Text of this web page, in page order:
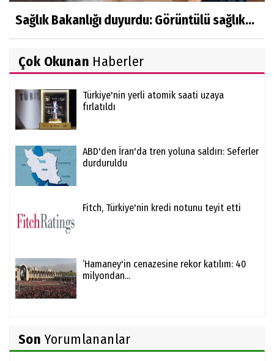
Sağlık Bakanlığı duyurdu: Görüntülü sağlık...
Çok Okunan Haberler
Türkiye'nin yerli atomik saati uzaya
fırlatıldı
ABD'den İran'da tren yoluna saldırı: Seferler
durduruldu
Fitch, Türkiye'nin kredi notunu teyit etti
‘Hamaney'in cenazesine rekor katılım: 40
milyondan...
Son Yorumlananlar